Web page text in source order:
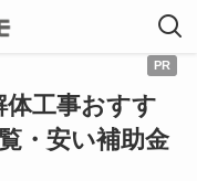
体工事おすす
・安い補助金